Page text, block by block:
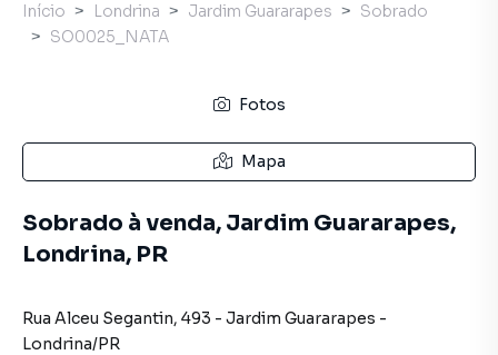
Início Londrina Jardim Guararapes
Sobrado
SO0025_NATA
Fotos
Mapa
Sobrado à venda, Jardim Guararapes,
Londrina, PR
Rua Alceu Segantin, 493 - Jardim Guararapes -
Londrina/PR